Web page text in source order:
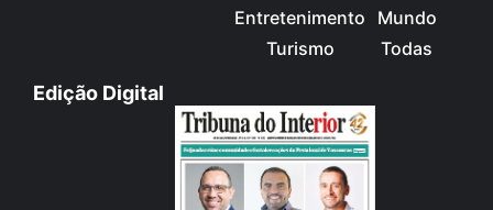
Entretenimento
Turismo
Mundo
Todas
Edição Digital